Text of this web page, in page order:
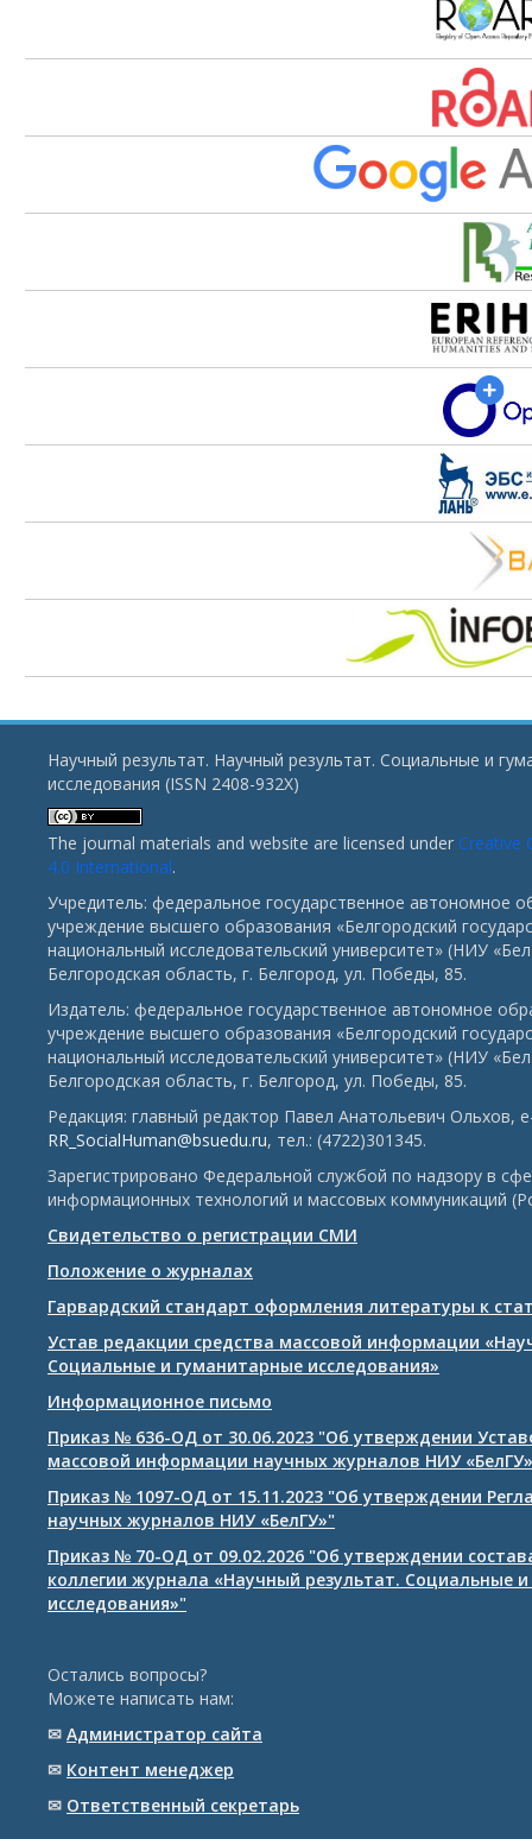
Научный результат. Научный результат. Социальные и
исследования (ISSN 2408-932X)
The journal materials and website are licensed under Creative
4.0 International.
Учредитель: федеральное государственное автономное
учреждение высшего образования «Белгородский
национальный исследовательский университет» (НИУ
Белгородская область, г. Белгород, ул. Победы, 85.
Издатель: федеральное государственное автономное
учреждение высшего образования «Белгородский
национальный исследовательский университет» (НИУ
Белгородская область, г. Белгород, ул. Победы, 85.
Редакция: главный редактор Павел Анатольевич Ольхов,
RR_SocialHuman@bsuedu.ru, тел.: (4722)301345.
Зарегистрировано Федеральной службой по надзору в
информационных технологий и массовых коммуникаций
Свидетельство о регистрации СМИ
Положение о журналах
Гарвардский стандарт оформления литературы к
Устав редакции средства массовой информации
Социальные и гуманитарные исследования»
Информационное письмо
Приказ № 636-ОД от 30.06.2023 "Об утверждении
массовой информации научных журналов НИУ «БелГУ»
Приказ № 1097-ОД от 15.11.2023 "Об утверждении
научных журналов НИУ «БелГУ»"
Приказ № 70-ОД от 09.02.2026 "Об утверждении
коллегии журнала «Научный результат. Социальные
исследования»"
Остались вопросы?
Можете написать нам:
✉ Администратор сайта
✉ Контент менеджер
✉ Ответственный cекретарь